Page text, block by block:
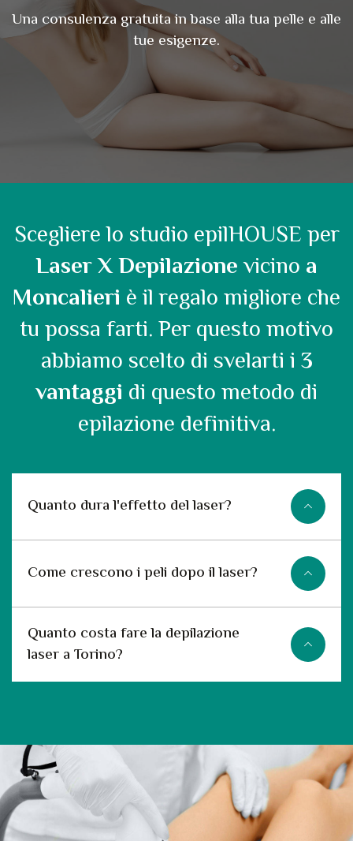
Una consulenza gratuita in base alla tua pelle e alle
tue esigenze.
Scegliere lo studio epilHOUSE per
Laser X Depilazionevicino a
Moncalieri è il regalo migliore che
tu possa farti. Per questo motivo
abbiamo scelto di svelarti i 3
vantaggi di questo metodo di
epilazione definitiva.
Quanto dura l'effetto del laser?
Come crescono i peli dopo il laser?
Quanto costa fare la depilazione
laser a Torino?